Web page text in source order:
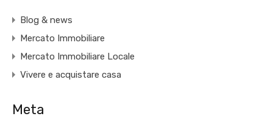
Blog & news
Mercato Immobiliare
Mercato Immobiliare Locale
Vivere e acquistare casa
Meta